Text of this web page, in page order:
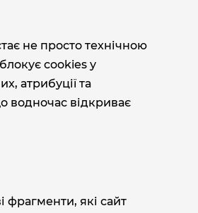
не просто технічною
cookies у
атрибуції та
водночас відкриває
фрагменти, які сайт